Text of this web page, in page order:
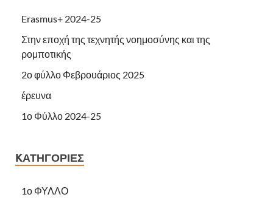
Erasmus+ 2024-25
Στην εποχή της τεχνητής νοημοσύνης και της
ρομποτικής
2ο φύλλο Φεβρουάριος 2025
έρευνα
1ο Φύλλο 2024-25
KΑΤΗΓΟΡΊΕΣ
1ο ΦΥΛΛΟ